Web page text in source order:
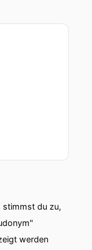
stimmst du zu,
werden